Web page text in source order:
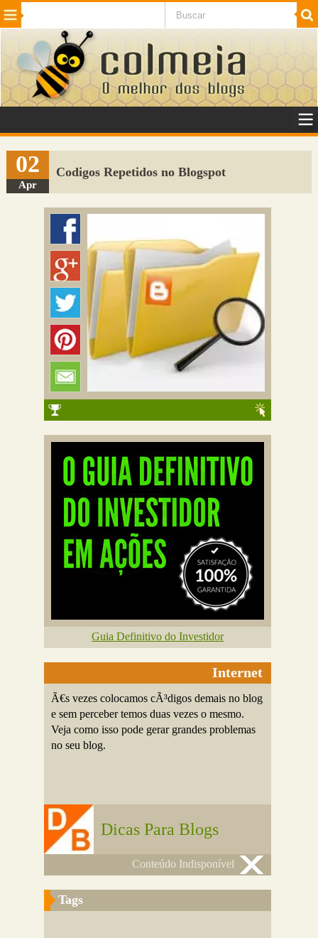
Beleza Cinema e TV
Internet Jogos NotÃ­cias SaÃºde
VeÃ­culos Adulto
Sugerir Link
Adicionar Blog
Colmeia Exchange
Perguntas Frequentes
02
Apr
Codigos Repetidos no Blogspot
Guia Definitivo do Investidor
Internet
Ã€s vezes colocamos cÃ³digos demais no blog
e sem perceber temos duas vezes o mesmo.
Veja como isso pode gerar grandes problemas
no seu blog.
Dicas Para Blogs
Conteúdo Indisponível
Tags